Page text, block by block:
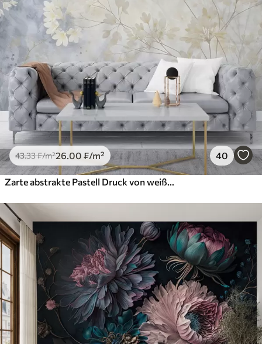
43.33₣/m²26 .00 ₣/m² 40